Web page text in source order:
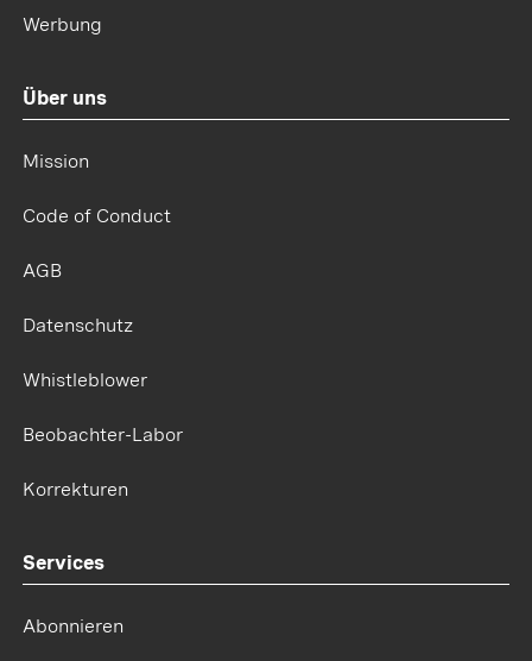
Werbung
Über uns
Mission
Code of Conduct
AGB
Datenschutz
Whistleblower
Beobachter-Labor
Korrekturen
Services
Abonnieren